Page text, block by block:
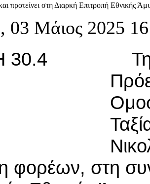
προτείνει στη Διαρκή Επιτροπή Εθνικής
03 Μάιος 2025
φορέων, στη